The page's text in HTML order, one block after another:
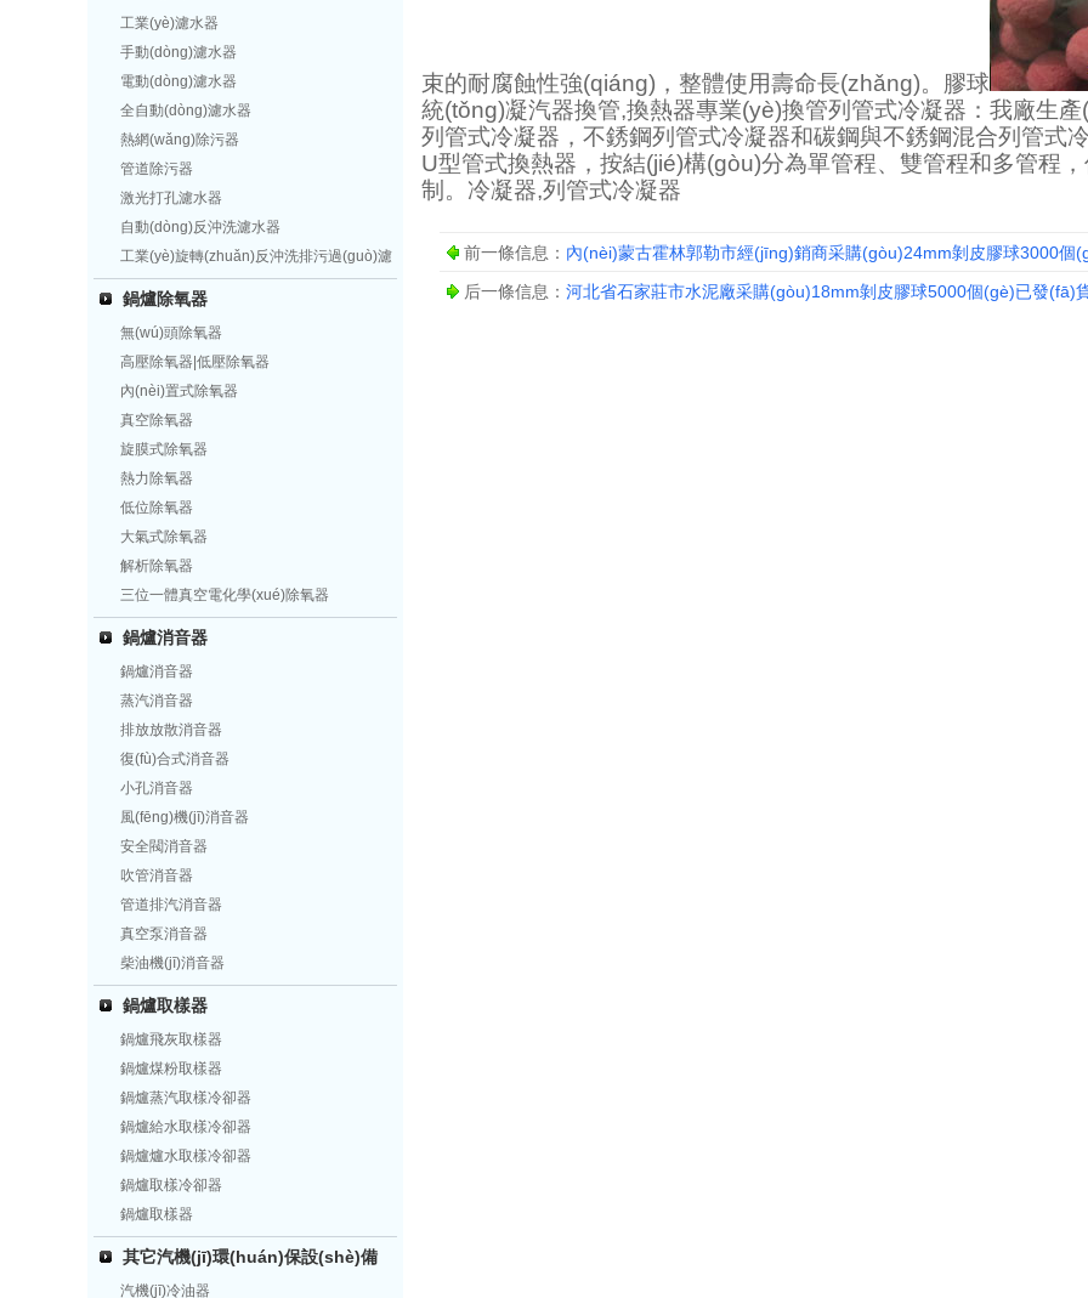
工業(yè)濾水器
手動(dòng)濾水器
電動(dòng)濾水器
全自動(dòng)濾水器
熱網(wǎng)除污器
管道除污器
激光打孔濾水器
自動(dòng)反沖洗濾水器
工業(yè)旋轉(zhuǎn)反沖洗排污過(guò)濾
鍋爐除氧器
無(wú)頭除氧器
高壓除氧器|低壓除氧器
內(nèi)置式除氧器
真空除氧器
旋膜式除氧器
熱力除氧器
低位除氧器
大氣式除氧器
解析除氧器
三位一體真空電化學(xué)除氧器
鍋爐消音器
鍋爐消音器
蒸汽消音器
排放放散消音器
復(fù)合式消音器
小孔消音器
風(fēng)機(jī)消音器
安全閥消音器
吹管消音器
管道排汽消音器
真空泵消音器
柴油機(jī)消音器
鍋爐取樣器
鍋爐飛灰取樣器
鍋爐煤粉取樣器
鍋爐蒸汽取樣冷卻器
鍋爐給水取樣冷卻器
鍋爐爐水取樣冷卻器
鍋爐取樣冷卻器
鍋爐取樣器
其它汽機(jī)環(huán)保設(shè)備
汽機(jī)冷油器
束的耐腐蝕性強(qiáng)，整體使用壽命長(zhǎng)。膠球
統(tǒng)凝汽器換管,換熱器專業(yè)換管列管式冷凝器：我廠生產
列管式冷凝器，不銹鋼列管式冷凝器和碳鋼與不銹鋼混合列管式冷
U型管式換熱器，按結(jié)構(gòu)分為單管程、雙管程和多管程
制。冷凝器,列管式冷凝器
前一條信息： 內(nèi)蒙古霍林郭勒市經(jīng)銷商采購(gòu)24mm剝皮膠球3000個
后一條信息： 河北省石家莊市水泥廠采購(gòu)18mm剝皮膠球5000個(gè)已發(fā)